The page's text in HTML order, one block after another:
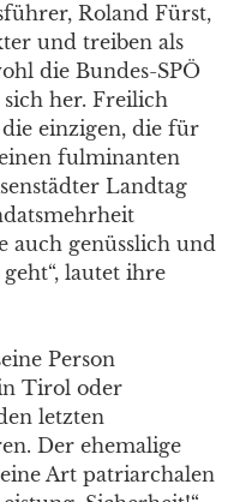
Roland Fürst,
und treiben als
die Bundes-SPÖ
her. Freilich
einzigen, die für
fulminanten
Landtag
auch genüsslich und
lautet ihre
Person
Tirol oder
letzten
Der ehemalige
Art patriarchalen